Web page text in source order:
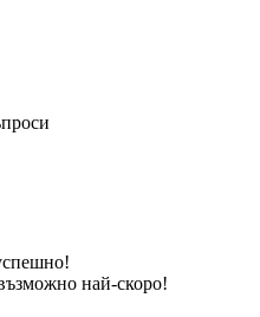
най-скоро!